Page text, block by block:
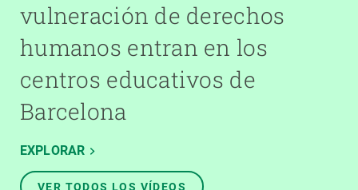
vulneración de derechos
humanos entran en los
centros educativos de
Barcelona
EXPLORAR
VER TODOS LOS VÍDEOS